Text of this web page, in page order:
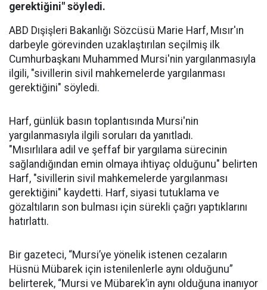
gerektiğini" söyledi.
ABD Dışişleri Bakanlığı Sözcüsü Marie Harf, Mısır'ın
darbeyle görevinden uzaklaştırılan seçilmiş ilk
Cumhurbaşkanı Muhammed Mursi'nin yargılanmasıyla
ilgili, "sivillerin sivil mahkemelerde yargılanması
gerektiğini" söyledi.
Harf, günlük basın toplantısında Mursi'nin
yargılanmasıyla ilgili soruları da yanıtladı.
"Mısırlılara adil ve şeffaf bir yargılama sürecinin
sağlandığından emin olmaya ihtiyaç olduğunu" belirten
Harf, "sivillerin sivil mahkemelerde yargılanması
gerektiğini" kaydetti. Harf, siyasi tutuklama ve
gözaltıların son bulması için sürekli çağrı yaptıklarını
hatırlattı.
Bir gazeteci, “Mursi’ye yönelik istenen cezaların
Hüsnü Mübarek için istenilenlerle aynı olduğunu”
belirterek, “Mursi ve Mübarek’in aynı olduğuna inanıyor